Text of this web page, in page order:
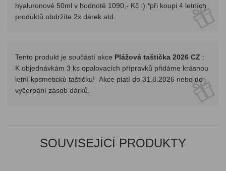
hyaluronové 50ml v hodnotě 1090,- Kč :) *při koupi 4 letních
produktů obdržíte 2x dárek atd.
Tento produkt je součástí akce Plážová taštička 2026 CZ :
K objednávkám 3 ks opalovacích přípravků přidáme krásnou
letní kosmetickú taštičku! Akce platí do 31.8.2026 nebo do
vyčerpání zásob dárků.
SOUVISEJÍCÍ PRODUKTY